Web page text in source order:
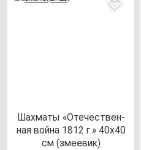
Шах­ма­ты «Оте­чес­твен­
ная вой­на 1812 г.» 40х40
см (зме­евик)